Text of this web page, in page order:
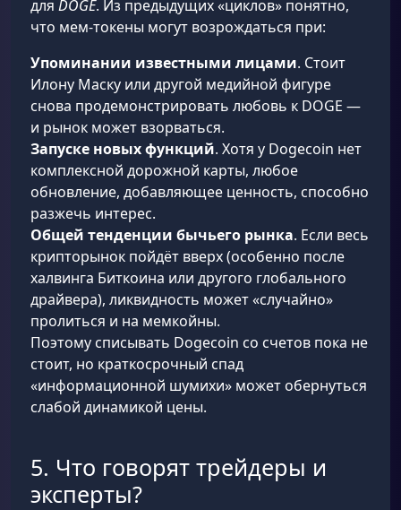
для DOGE. Из предыдущих «циклов» понятно,
что мем-токены могут возрождаться при:
Упоминании известными лицами. Стоит
Илону Маску или другой медийной фигуре
снова продемонстрировать любовь к DOGE —
и рынок может взорваться.
Запуске новых функций. Хотя у Dogecoin нет
комплексной дорожной карты, любое
обновление, добавляющее ценность, способно
разжечь интерес.
Общей тенденции бычьего рынка. Если весь
крипторынок пойдёт вверх (особенно после
халвинга Биткоина или другого глобального
драйвера), ликвидность может «случайно»
пролиться и на мемкойны.
Поэтому списывать Dogecoin со счетов пока не
стоит, но краткосрочный спад
«информационной шумихи» может обернуться
слабой динамикой цены.
5. Что говорят трейдеры и
эксперты?